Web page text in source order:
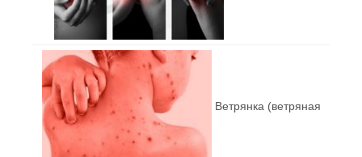
Ветрянка (ветряная